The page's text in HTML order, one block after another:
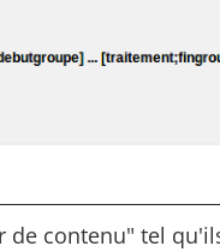
de contenu" tel